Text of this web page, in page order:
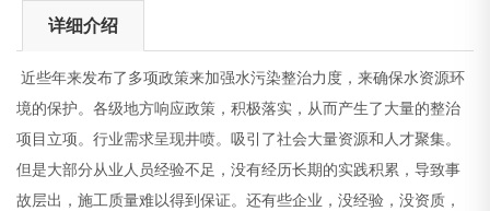
详细介绍
近些年来发布了多项政策来加强水污染整治力度，来确保水资源环
境的保护。各级地方响应政策，积极落实，从而产生了大量的整治
项目立项。行业需求呈现井喷。吸引了社会大量资源和人才聚集。
但是大部分从业人员经验不足，没有经历长期的实践积累，导致事
故层出，施工质量难以得到保证。还有些企业，没经验，没资质，